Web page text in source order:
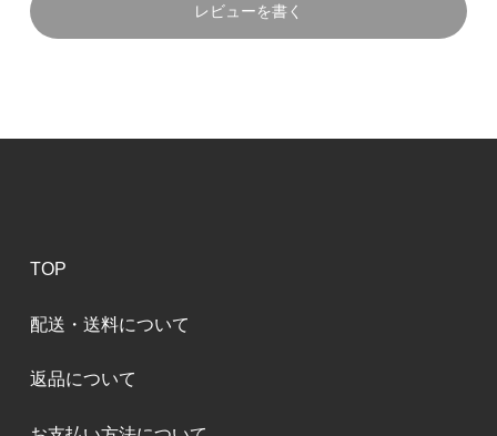
レビューを書く
TOP
配送・送料について
返品について